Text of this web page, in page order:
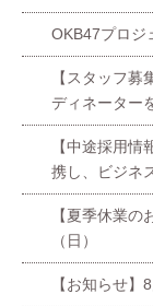
OKB47プロジ
【スタッフ
ディネーター
【中途採用
携し、ビジネ
【夏季休業
（日）
【お知らせ